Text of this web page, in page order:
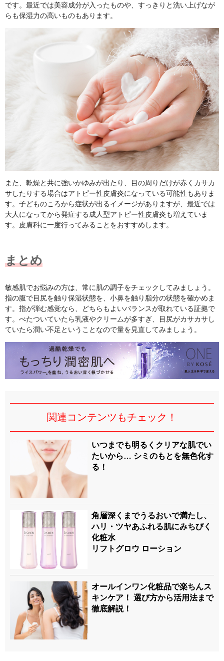
です。最近では美容成分が入ったものや、すっきりと洗い上げなが
らも保湿力の高いものもあります。
また、乾燥と共に強いかゆみが出たり、目の周りだけが赤くカサカ
サしたりする場合はアトピー性皮膚炎になっている可能性もありま
す。子どものころから症状が出るイメージがありますが、最近では
大人になってから発症する成人型アトピー性皮膚炎も増えていま
す。皮膚科に一度行ってみることをおすすめします。
まとめ
敏感肌でお悩みの方は、常に肌の調子をチェックしてみましょう。
指の腹で目尻を触り保湿状態を、小鼻を触り脂分の状態を確かめま
す。指が弾む感覚なら、どちらもよいバランスが取れている証拠で
す。べたついていたら乳液やクリームが多すぎ、目尻がカサカサし
ていたら潤い不足ということなので量を見直してみましょう。
関連コンテンツもチェック！
いつまでも明るくクリアな肌でい
たいから… シミのもとを無色化す
る！
角層深くまでうるおいで満たし、
ハリ・ツヤあふれる肌にみちびく
化粧水
リフトグロウ ローション
オールインワン化粧品で楽ちんス
キンケア！ 選び方から活用法まで
徹底解説！